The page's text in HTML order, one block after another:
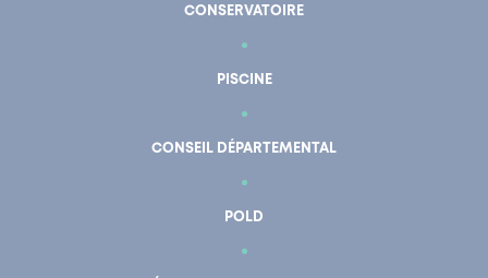
CONSERVATOIRE
PISCINE
CONSEIL DÉPARTEMENTAL
POLD